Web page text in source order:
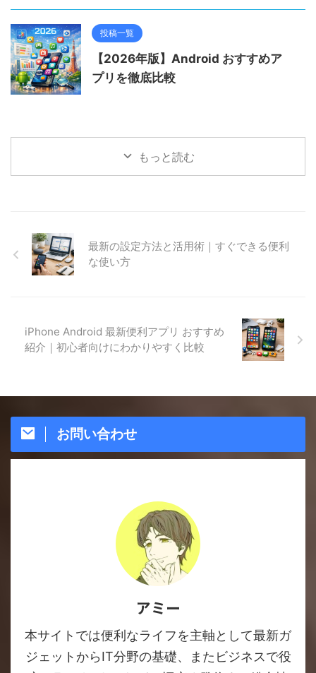
投稿一覧
【2026年版】Android おすすめア
プリを徹底比較
もっと読む
最新の設定方法と活用術｜すぐできる便利
な使い方
iPhone Android 最新便利アプリ おすすめ
紹介｜初心者向けにわかりやすく比較
お問い合わせ
アミー
本サイトでは便利なライフを主軸として最新ガ
ジェットからIT分野の基礎、またビジネスで役